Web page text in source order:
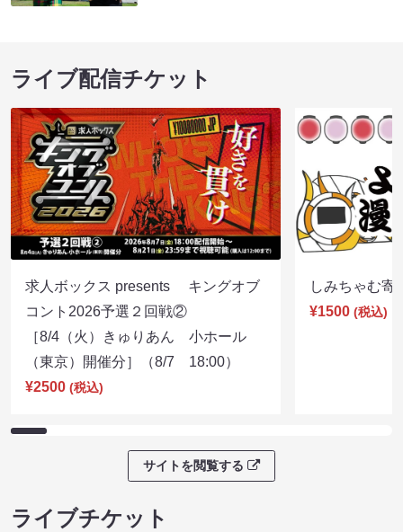
ライブ配信チケット
求人ボックス presents キングオブ
コント2026予選２回戦②
［8/4（火）きゅりあん 小ホール
（東京）開催分］（8/7 18:00）
¥2500 (税込)
しみちゃむ
¥1500 (税込)
サイトを閲覧する
ライブチケット